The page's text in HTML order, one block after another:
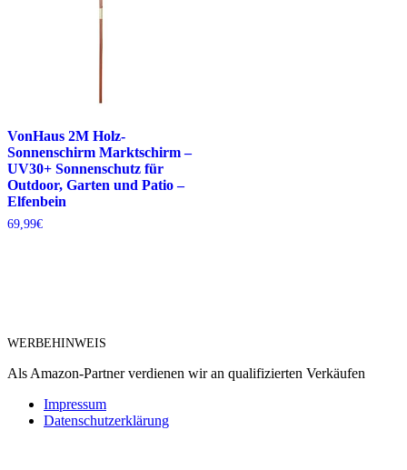
VonHaus 2M Holz-
Sonnenschirm Marktschirm –
UV30+ Sonnenschutz für
Outdoor, Garten und Patio –
Elfenbein
69,99€
WERBEHINWEIS
Als Amazon-Partner verdienen wir an qualifizierten Verkäufen
Impressum
Datenschutzerklärung